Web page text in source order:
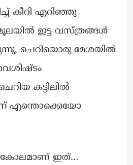
കീറി എറിഞ്ഞു
ഇട്ട വസ്ത്രങ്ങൾ
ചെറിയൊരു മേശയിൽ
കട്ടിലിൽ
എന്തൊക്കെയോ
കോലമാണ് ഇത്‌…